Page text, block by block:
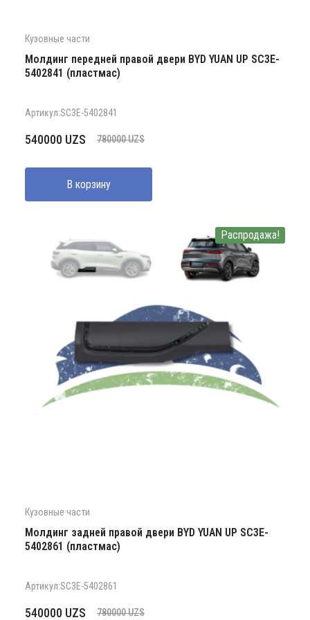
Кузовные части
Молдинг передней правой двери BYD YUAN UP SC3E-
5402841 (пластмас)
Артикул:SC3E-5402841
780000UZS
Первоначальная
составляла
780000 UZS.
540000 UZS
Текущая
540000 UZS.
В корзину
Распродажа!
Кузовные части
Молдинг задней правой двери BYD YUAN UP SC3E-
5402861 (пластмас)
Артикул:SC3E-5402861
780000UZS
Первоначальная
540000 UZS
Текущая